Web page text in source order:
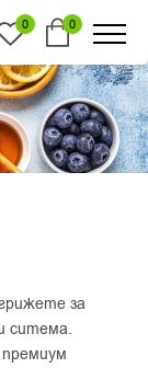
0 0
за
ситема.